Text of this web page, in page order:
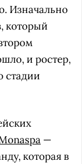
Изначально
который
и ростер,
стадии
—
которая в